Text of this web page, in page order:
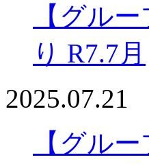
【グル
り R7.7月
2025.07.21
【グル